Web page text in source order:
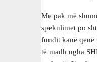
Me pak më
spekulimet po
fundit kanë qenë
të madh ngha